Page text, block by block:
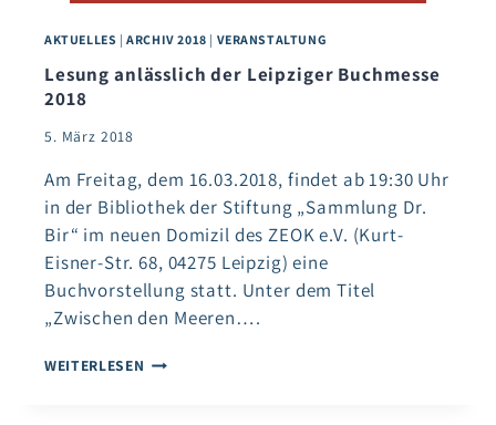
AKTUELLES |ARCHIV 2018 | VERANSTALTUNG
Lesung anlässlich der Leipziger Buchmesse
2018
5. März 2018
Am Freitag, dem 16.03.2018, findet ab 19:30 Uhr
in der Bibliothek der Stiftung „Sammlung Dr.
Bir“ im neuen Domizil des ZEOK e.V. (Kurt-
Eisner-Str. 68, 04275 Leipzig) eine
Buchvorstellung statt. Unter dem Titel
„Zwischen den Meeren….
WEITERLESEN LESUNG